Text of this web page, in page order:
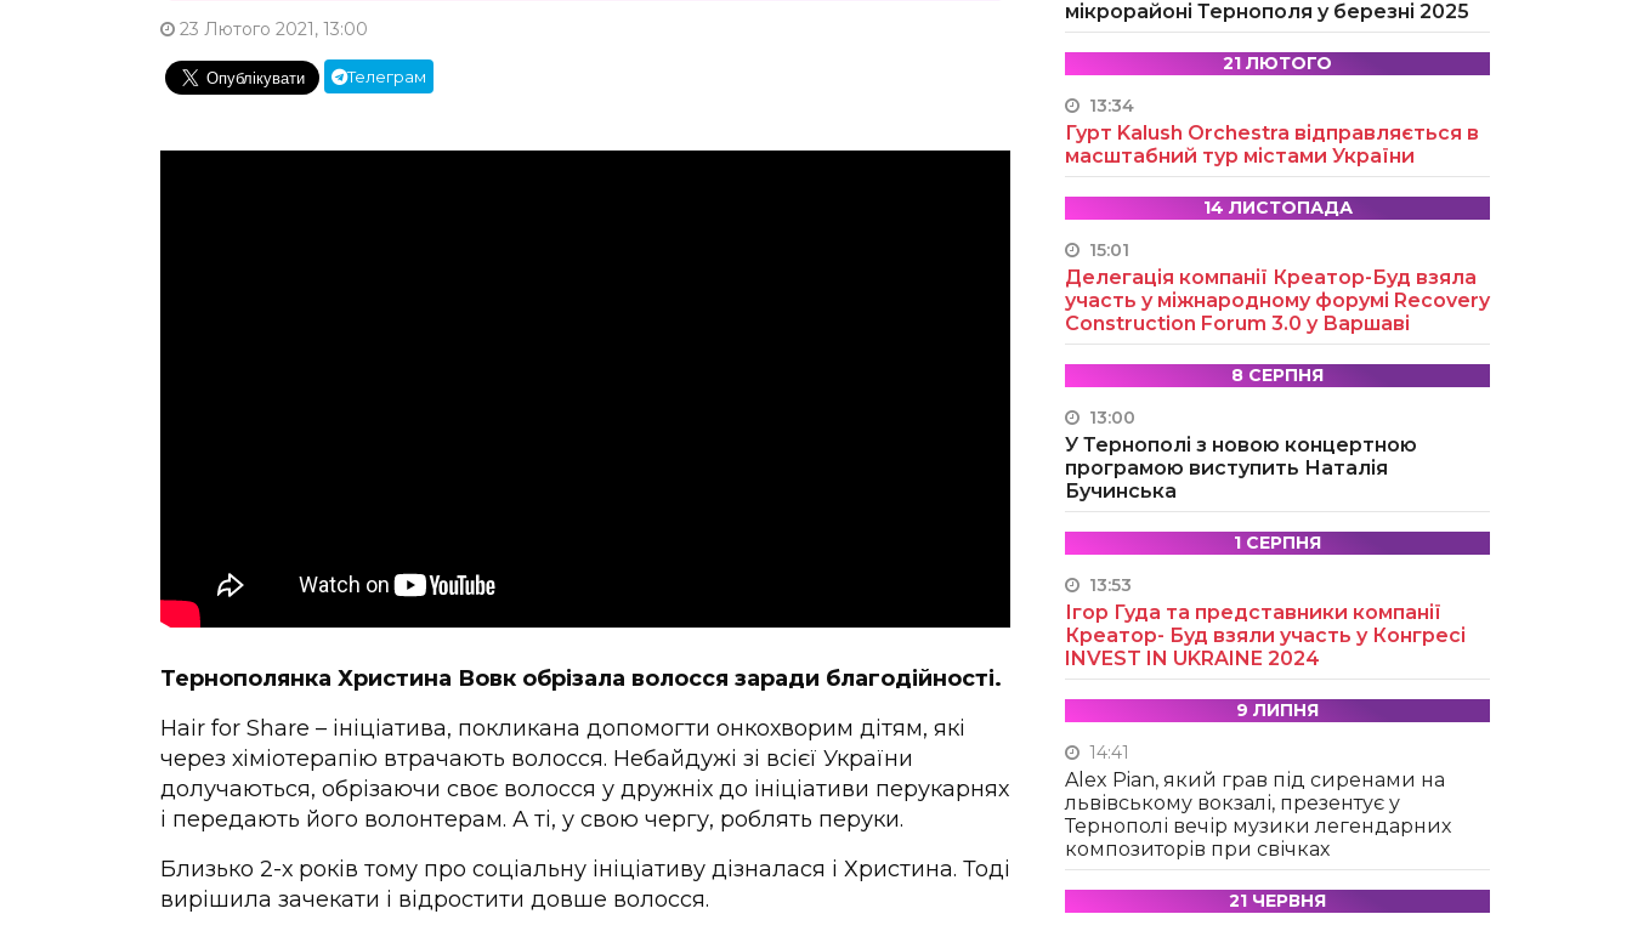
23 Лютого 2021, 13:00
Телеграм
Тернополянка Христина Вовк обрізала волосся заради благодійності.
Hair for Share – ініціатива, покликана допомогти онкохворим дітям, які
через хіміотерапію втрачають волосся. Небайдужі зі всієї України
долучаються, обрізаючи своє волосся у дружніх до ініціативи перукарнях
і передають його волонтерам. А ті, у свою чергу, роблять перуки.
Близько 2-х років тому про соціальну ініціативу дізналася і Христина. Тоді
вирішила зачекати і відростити довше волосся.
мікрорайоні Тернополя у березні 2025
21 ЛЮТОГО
13:34
Гурт Kalush Orchestra відправляється в
масштабний тур містами України
14 ЛИСТОПАДА
15:01
Делегація компанії Креатор-Буд взяла
участь у міжнародному форумі Recovery
Construction Forum 3.0 у Варшаві
8 СЕРПНЯ
13:00
У Тернополі з новою концертною
програмою виступить Наталія
Бучинська
1 СЕРПНЯ
13:53
Ігор Гуда та представники компанії
Креатор- Буд взяли участь у Конгресі
INVEST IN UKRAINE 2024
9 ЛИПНЯ
14:41
Alex Pian, який грав під сиренами на
львівському вокзалі, презентує у
Тернополі вечір музики легендарних
композиторів при свічках
21 ЧЕРВНЯ